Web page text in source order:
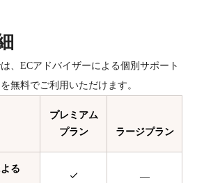
、ECアドバイザーによる個別サポート
無料でご利用いただけます。
プレミアム
プラン
ラージプラン
る
—